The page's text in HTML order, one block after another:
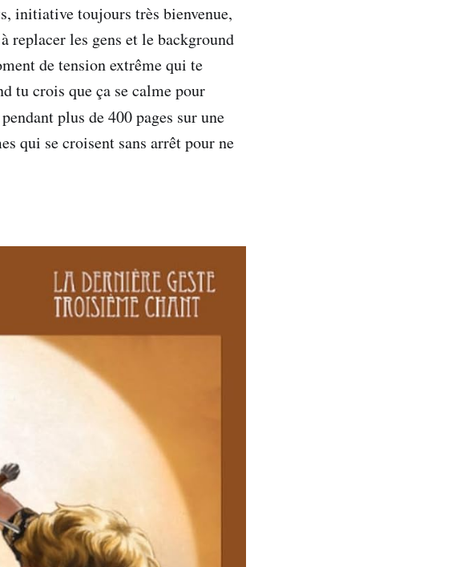
initiative toujours très bienvenue,
replacer les gens et le background
de tension extrême qui te
tu crois que ça se calme pour
plus de 400 pages sur une
qui se croisent sans arrêt pour ne